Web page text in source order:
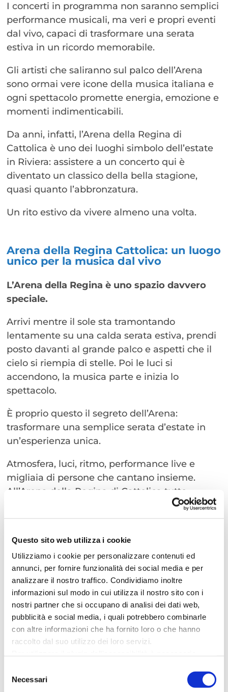
Questo sito web utilizza i cookie
Utilizziamo i cookie per personalizzare contenuti ed
annunci, per fornire funzionalità dei social media e per
analizzare il nostro traffico. Condividiamo inoltre
informazioni sul modo in cui utilizza il nostro sito con i
nostri partner che si occupano di analisi dei dati web,
pubblicità e social media, i quali potrebbero combinarle
con altre informazioni che ha fornito loro o che hanno
raccolto dal suo utilizzo dei loro servizi.
Per ulteriori informazioni è possibile consultare
Cookie Policy.
delNecessari
I concerti in programma non saranno semplici
performance musicali, ma veri e propri eventi
dal vivo, capaci di trasformare una serata
estiva in un ricordo memorabile.
Gli artisti che saliranno sul palco dell’Arena
sono ormai vere icone della musica italiana e
ogni spettacolo promette energia, emozione e
momenti indimenticabili.
Da anni, infatti, l’Arena della Regina di
Cattolica è uno dei luoghi simbolo dell’estate
in Riviera: assistere a un concerto qui è
diventato un classico della bella stagione,
quasi quanto l’abbronzatura.
Un rito estivo da vivere almeno una volta.
Arena della Regina Cattolica: un luogo
unico per la musica dal vivo
L’Arena della Regina è uno spazio davvero
speciale.
Arrivi mentre il sole sta tramontando
lentamente su una calda serata estiva, prendi
posto davanti al grande palco e aspetti che il
cielo si riempia di stelle. Poi le luci si
accendono, la musica parte e inizia lo
spettacolo.
È proprio questo il segreto dell’Arena:
trasformare una semplice serata d’estate in
un’esperienza unica.
Atmosfera, luci, ritmo, performance live e
migliaia di persone che cantano insieme.
All’Arena della Regina di Cattolica tutto
diventa possibile: ballare, emozionarsi, saltare
e vivere la musica da vicino.
Programma concerti Arena della